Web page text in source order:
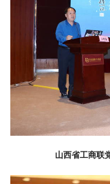
山西省工商联